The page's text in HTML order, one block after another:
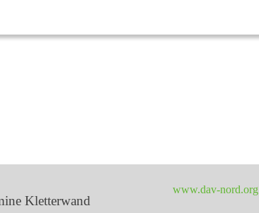
Kletterwand
www.dav-nord.org